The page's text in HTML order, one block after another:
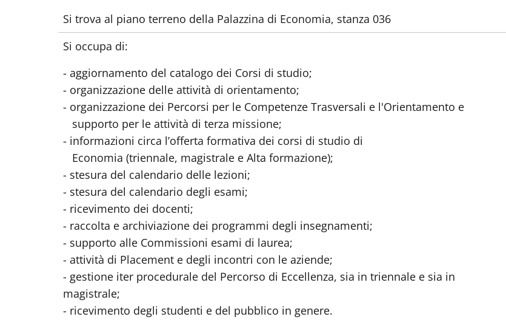
Si trova al piano terreno della Palazzina di Economia, stanza 036
Si occupa di:
- aggiornamento del catalogo dei Corsi di studio;
- organizzazione delle attività di orientamento;
- organizzazione dei Percorsi per le Competenze Trasversali e l'Orientamento e
supporto per le attività di terza missione;
- informazioni circa l’offerta formativa dei corsi di studio di
Economia (triennale, magistrale e Alta formazione);
- stesura del calendario delle lezioni;
- stesura del calendario degli esami;
- ricevimento dei docenti;
- raccolta e archiviazione dei programmi degli insegnamenti;
- supporto alle Commissioni esami di laurea;
- attività di Placement e degli incontri con le aziende;
- gestione iter procedurale del Percorso di Eccellenza, sia in triennale e sia in
magistrale;
- ricevimento degli studenti e del pubblico in genere.